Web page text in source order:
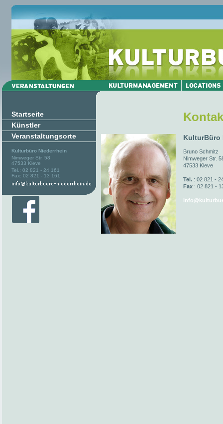
Startseite
Künstler
Veranstaltungsorte
Kulturbüro Niederrhein
Nimweger Str. 58
47533 Kleve
Tel.: 02 821 - 24 161
Fax: 02 821 - 13 161
KulturBüro
Bruno Schmitz
Nimweger Str.
47533 Kleve
Tel. : 02 821 -
Fax : 02 821 -